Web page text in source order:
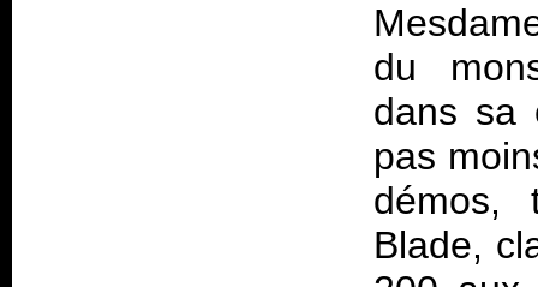
du
dans sa
pas
démos,
Blade,